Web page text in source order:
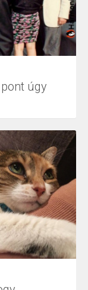
úgy